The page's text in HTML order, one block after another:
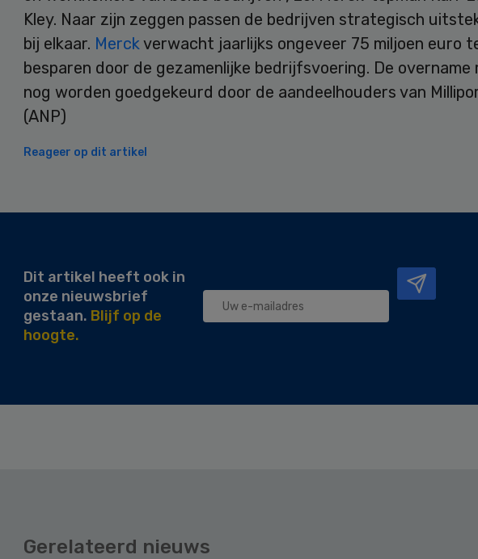
Kley. Naar zijn zeggen passen de bedrijven strategisch
bij elkaar. Merckverwacht jaarlijks ongeveer 75 miljoen euro
besparen door de gezamenlijke bedrijfsvoering. De overname
nog worden goedgekeurd door de aandeelhouders van
(ANP)
Reageer op dit artikel
Dit artikel heeft ook in
onze nieuwsbrief
gestaan. Blijf op de
hoogte.
Gerelateerd nieuws